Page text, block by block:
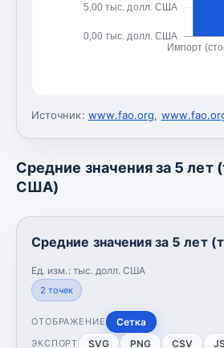
0,00 тыс. долл. США
5,00 тыс. долл. США
Импорт
Источник: www.fao.org,
Средние значения за 5 лет
США)
Средние значения за 5 лет
Ед. изм.: тыс. долл. США
2 точек
ОТОБРАЖЕНИЕ Сетка
ЭКСПОРТ SVG PNG CSV